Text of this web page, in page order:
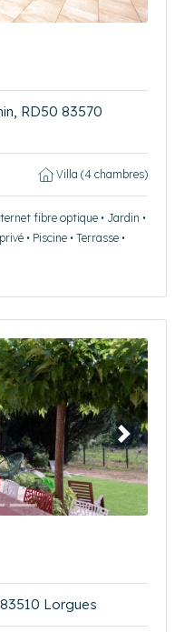
RD50 83570
Villa (4 chambres)
fibre optique • Jardin •
• Piscine • Terrasse •
Suivant
Lorgues